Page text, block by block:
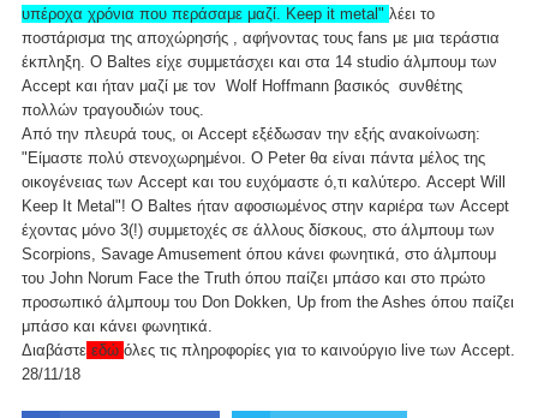
υπέροχα χρόνια που περάσαμε μαζί. Keep it metal" λέει το
ποστάρισμα της αποχώρησής , αφήνοντας τους fans με μια τεράστια
έκπληξη. Ο Baltes είχε συμμετάσχει και στα 14 studio άλμπουμ των
Accept και ήταν μαζί με τον Wolf Hoffmann βασικός συνθέτης
πολλών τραγουδιών τους.
Από την πλευρά τους, οι Accept εξέδωσαν την εξής ανακοίνωση:
"Είμαστε πολύ στενοχωρημένοι. Ο Peter θα είναι πάντα μέλος της
οικογένειας των Accept και του ευχόμαστε ό,τι καλύτερο. Accept Will
Keep It Metal"! Ο Baltes ήταν αφοσιωμένος στην καριέρα των Accept
έχοντας μόνο 3(!) συμμετοχές σε άλλους δίσκους, στο άλμπουμ των
Scorpions, Savage Amusement όπου κάνει φωνητικά, στο άλμπουμ
του John Norum Face the Truth όπου παίζει μπάσο και στο πρώτο
προσωπικό άλμπουμ του Don Dokken, Up from the Ashes όπου παίζει
μπάσο και κάνει φωνητικά.
Διαβάστε εδώ όλες τις πληροφορίες για το καινούργιο live των Accept.
28/11/18